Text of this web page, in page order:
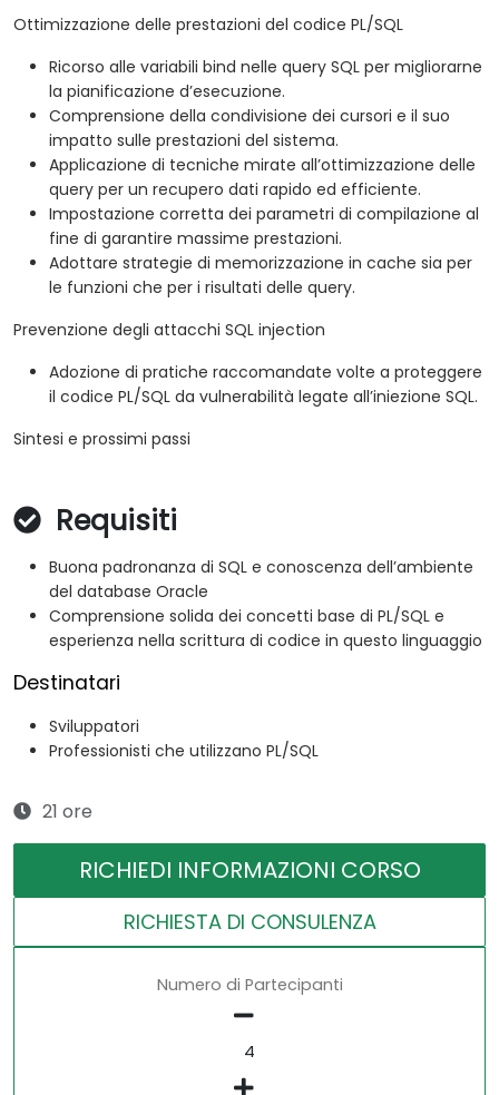
Ottimizzazione delle prestazioni del codice PL/SQL
Ricorso alle variabili bind nelle query SQL per migliorarne
la pianificazione d’esecuzione.
Comprensione della condivisione dei cursori e il suo
impatto sulle prestazioni del sistema.
Applicazione di tecniche mirate all’ottimizzazione delle
query per un recupero dati rapido ed efficiente.
Impostazione corretta dei parametri di compilazione al
fine di garantire massime prestazioni.
Adottare strategie di memorizzazione in cache sia per
le funzioni che per i risultati delle query.
Prevenzione degli attacchi SQL injection
Adozione di pratiche raccomandate volte a proteggere
il codice PL/SQL da vulnerabilità legate all’iniezione SQL.
Sintesi e prossimi passi
Requisiti
Buona padronanza di SQL e conoscenza dell’ambiente
del database Oracle
Comprensione solida dei concetti base di PL/SQL e
esperienza nella scrittura di codice in questo linguaggio
Destinatari
Sviluppatori
Professionisti che utilizzano PL/SQL
21 ore
RICHIEDI INFORMAZIONI CORSO
RICHIESTA DI CONSULENZA
Numero di Partecipanti